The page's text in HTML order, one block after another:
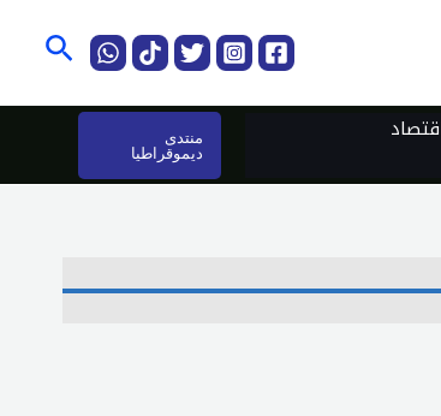
منتدى
ديموقراطيا